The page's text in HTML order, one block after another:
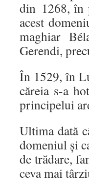
din 1268, în
acest
maghiar
Gerendi,
În 1529, în
căreia s-a
principelui
Ultima dată
domeniul şi
de trădare,
ceva mai